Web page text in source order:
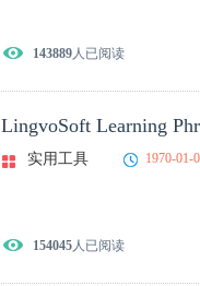
143889人已阅读
LingvoSoft Learning
实用工具 1970-01-
154045人已阅读